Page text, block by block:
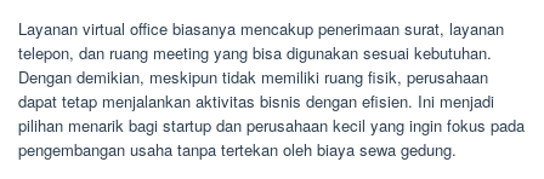
Layanan virtual office biasanya mencakup penerimaan surat, layanan
telepon, dan ruang meeting yang bisa digunakan sesuai kebutuhan.
Dengan demikian, meskipun tidak memiliki ruang fisik, perusahaan
dapat tetap menjalankan aktivitas bisnis dengan efisien. Ini menjadi
pilihan menarik bagi startup dan perusahaan kecil yang ingin fokus pada
pengembangan usaha tanpa tertekan oleh biaya sewa gedung.